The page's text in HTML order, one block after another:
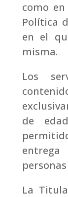
como
Política
en el
misma.
Los
de
La